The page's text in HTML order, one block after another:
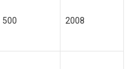
500 2008